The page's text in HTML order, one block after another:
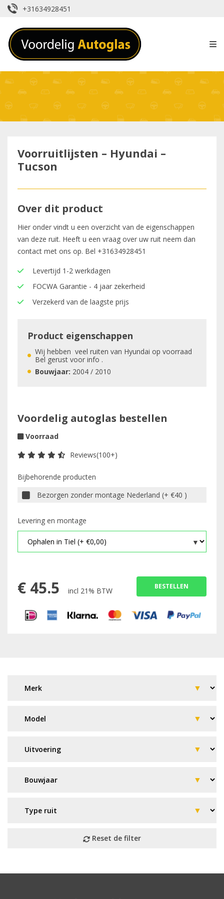
+31634928451
Voorruitlijsten – Hyundai –
Tucson
Over dit product
Hier onder vindt u een overzicht van de eigenschappen
van deze ruit. Heeft u een vraag over uw ruit neem dan
contact met ons op. Bel +31634928451
Levertijd 1-2 werkdagen
FOCWA Garantie - 4 jaar zekerheid
Verzekerd van de laagste prijs
Product eigenschappen
Wij hebben veel ruiten van Hyundai op voorraad
Bel gerust voor info .
Bouwjaar: 2004 / 2010
Voordelig autoglas bestellen
Voorraad
Reviews(100+)
Bijbehorende producten
Bezorgen zonder montage Nederland (+ €40 )
Levering en montage
€ 45.5 incl 21% BTW BESTELLEN